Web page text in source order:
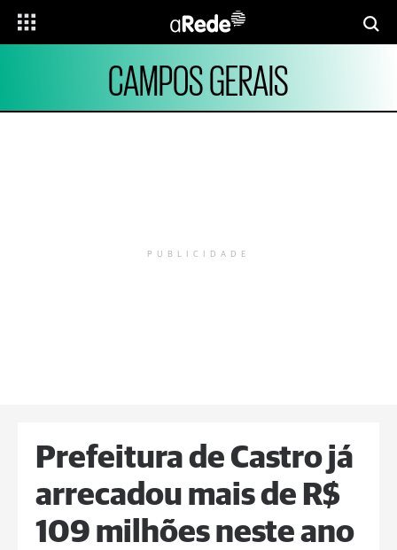
CAMPOS GERAIS
PUBLICIDADE
Prefeitura de Castro já
arrecadou mais de R$
109 milhões neste ano